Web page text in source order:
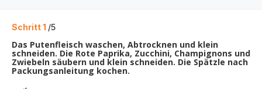
Schritt 1 /5
Das Putenfleisch waschen, Abtrocknen und klein
schneiden. Die Rote Paprika, Zucchini, Champignons und
Zwiebeln säubern und klein schneiden. Die Spätzle nach
Packungsanleitung kochen.